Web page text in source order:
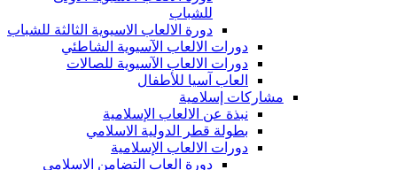
للشباب
دورة الالعاب الاسيوية الثالثة للشباب
دورات الالعاب الآسيوية الشاطئي
دورات الالعاب الآسيوية للصالات
العاب آسيا للأطفال
مشاركات إسلامية
نبذة عن الالعاب الإسلامية
بطولة قطر الدولية الاسلامي
دورات الالعاب الإسلامية
دورة العاب التضامن الاسلامي